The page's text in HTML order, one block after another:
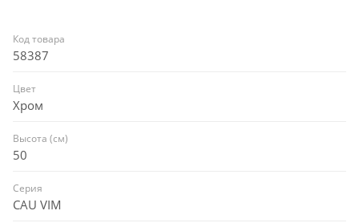
Код товара
58387
Цвет
Хром
Высота (см)
50
Серия
CAU VIM